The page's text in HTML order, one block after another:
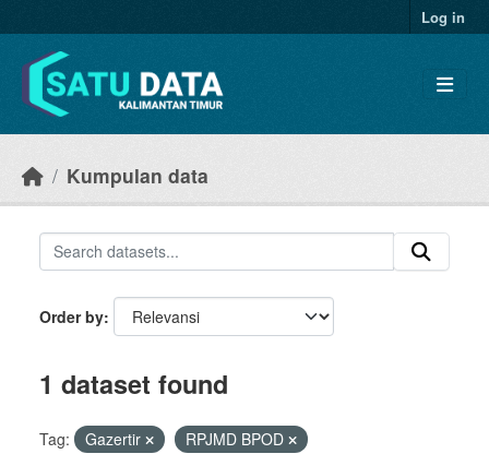
Log in
Kumpulan data
Order by
1 dataset found
Tag: Gazertir
RPJMD BPOD